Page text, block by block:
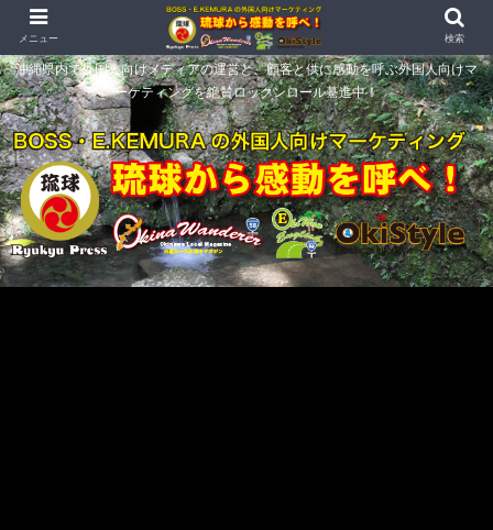
沖縄県内で外国人向けメディアの運営と、顧客と供に感動を呼ぶ外国人向けマ
ーケティングを絶賛ロックンロール驀進中！
メニュー 検索